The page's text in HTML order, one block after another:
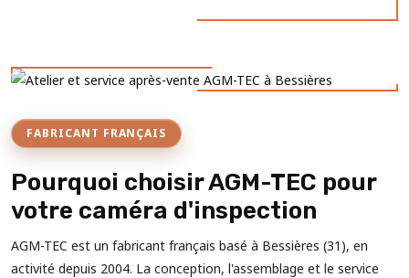
FABRICANT FRANÇAIS
Pourquoi choisir AGM-TEC pour
votre caméra d'inspection
AGM-TEC est un fabricant français basé à Bessières (31), en
activité depuis 2004. La conception, l'assemblage et le service